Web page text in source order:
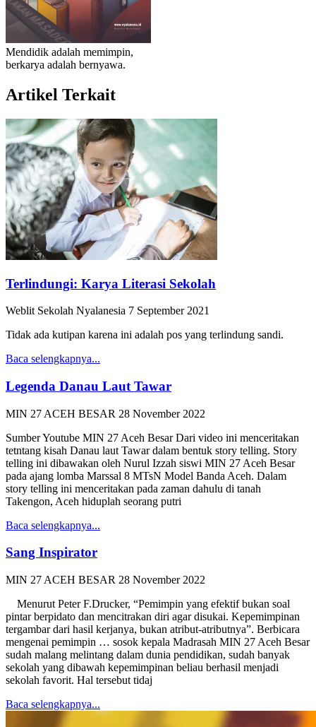
Mendidik adalah memimpin,
berkarya adalah bernyawa.
Artikel Terkait
Terlindungi: Karya Literasi Sekolah
Weblit Sekolah Nyalanesia 7 September 2021
Tidak ada kutipan karena ini adalah pos yang terlindung sandi.
Baca selengkapnya...
Legenda Danau Laut Tawar
MIN 27 ACEH BESAR 28 November 2022
Sumber Youtube MIN 27 Aceh Besar Dari video ini menceritakan
tetntang kisah Danau laut Tawar dalam bentuk story telling. Story
telling ini dibawakan oleh Nurul Izzah siswi MIN 27 Aceh Besar
pada ajang lomba Marssal 8 MTsN Model Banda Aceh. Dalam
story telling ini menceritakan pada zaman dahulu di tanah
Takengon, Aceh hiduplah seorang putri
Baca selengkapnya...
Sang Inspirator
MIN 27 ACEH BESAR 28 November 2022
Menurut Peter F.Drucker, “Pemimpin yang efektif bukan soal
pintar berpidato dan mencitrakan diri agar disukai. Kepemimpinan
tergambar dari hasil kerjanya, bukan atribut-atributnya”. Berbicara
mengenai pemimpin … sosok kepala Madrasah MIN 27 Aceh Besar
sudah malang melintang dalam dunia pendidikan, sudah banyak
sekolah yang dibawah kepemimpinan beliau berhasil menjadi
sekolah favorit. Hal tersebut tidaj
Baca selengkapnya...